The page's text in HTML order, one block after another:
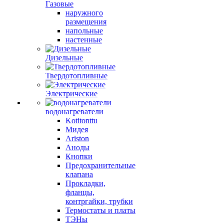
Газовые
наружного
размещения
напольные
настенные
Дизельные
Твердотопливные
Электрические
водонагреватели
Kotitonttu
Мидея
Ariston
Аноды
Кнопки
Предохранительные
клапана
Прокладки,
фланцы,
контргайки, трубки
Термостаты и платы
ТЭНы